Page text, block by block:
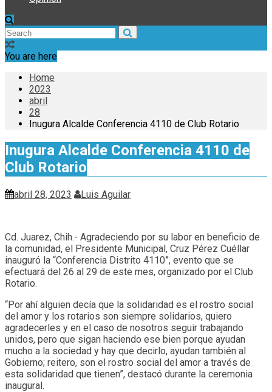
You are here
Home
2023
abril
28
Inugura Alcalde Conferencia 4110 de Club Rotario
Inugura Alcalde Conferencia 4110 de
Club Rotario
abril 28, 2023 Luis Aguilar
Cd. Juarez, Chih.- Agradeciendo por su labor en beneficio de
la comunidad, el Presidente Municipal, Cruz Pérez Cuéllar
inauguró la “Conferencia Distrito 4110”, evento que se
efectuará del 26 al 29 de este mes, organizado por el Club
Rotario.
“Por ahí alguien decía que la solidaridad es el rostro social
del amor y los rotarios son siempre solidarios, quiero
agradecerles y en el caso de nosotros seguir trabajando
unidos, pero que sigan haciendo ese bien porque ayudan
mucho a la sociedad y hay que decirlo, ayudan también al
Gobierno; reitero, son el rostro social del amor a través de
esta solidaridad que tienen”, destacó durante la ceremonia
inaugural.